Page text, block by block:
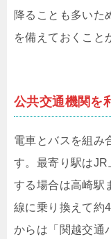
降ることも多いた
を備えておくこと
公共交通機関を
電車とバスを組み
す。最寄り駅はJR
する場合は高崎駅
線に乗り換えて約
からは「関越交通